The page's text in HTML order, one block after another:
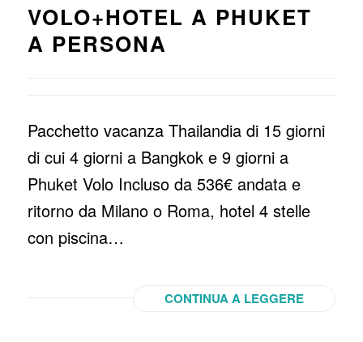
VOLO+HOTEL A PHUKET
A PERSONA
Pacchetto vacanza Thailandia di 15 giorni
di cui 4 giorni a Bangkok e 9 giorni a
Phuket Volo Incluso da 536€ andata e
ritorno da Milano o Roma, hotel 4 stelle
con piscina…
CONTINUA A LEGGERE